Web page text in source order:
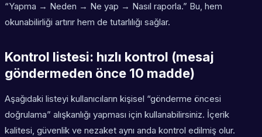
“Yapma → Neden → Ne yap → Nasıl raporla.” Bu, hem
okunabilirliği artırır hem de tutarlılığı sağlar.
Kontrol listesi: hızlı kontrol (mesaj
göndermeden önce 10 madde)
Aşağıdaki listeyi kullanıcıların kişisel “gönderme öncesi
doğrulama” alışkanlığı yapması için kullanabilirsiniz. İçerik
kalitesi, güvenlik ve nezaket aynı anda kontrol edilmiş olur.